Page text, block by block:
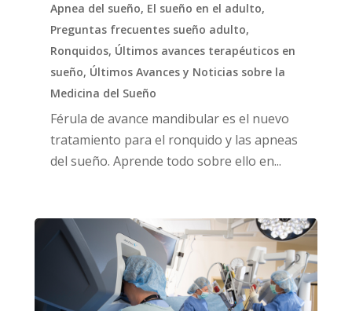
Apnea del sueño, El sueño en el adulto,
Preguntas frecuentes sueño adulto,
Ronquidos, Últimos avances terapéuticos en
sueño, Últimos Avances y Noticias sobre la
Medicina del Sueño
Férula de avance mandibular es el nuevo
tratamiento para el ronquido y las apneas
del sueño. Aprende todo sobre ello en...